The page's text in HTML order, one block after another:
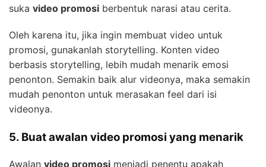
suka video promosi berbentuk narasi atau cerita.
Oleh karena itu, jika ingin membuat video untuk
promosi, gunakanlah storytelling. Konten video
berbasis storytelling, lebih mudah menarik emosi
penonton. Semakin baik alur videonya, maka semakin
mudah penonton untuk merasakan feel dari isi
videonya.
5. Buat awalan video promosi yang menarik
Awalan video promosi menjadi penentu apakah